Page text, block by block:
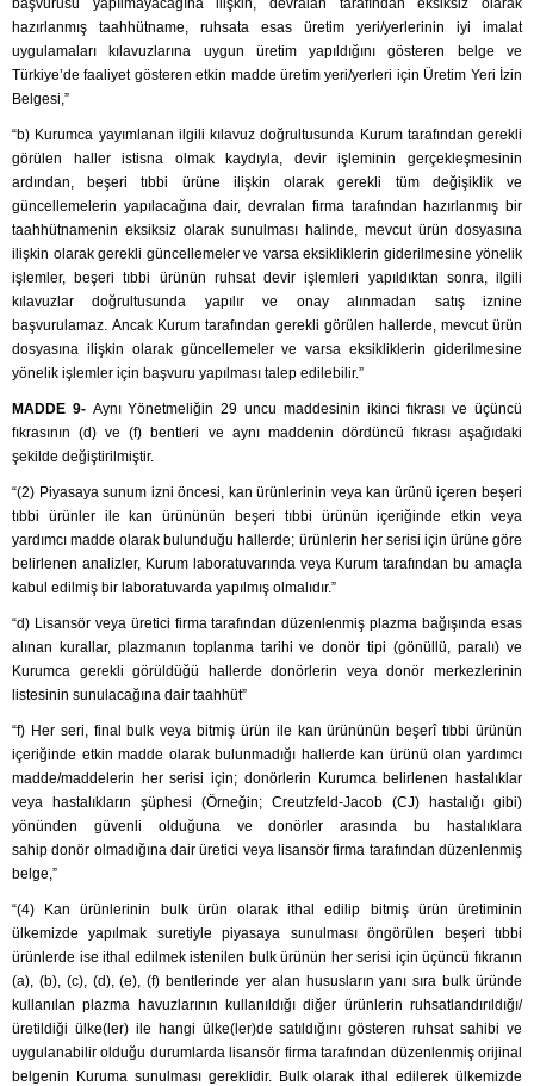
başvurusu yapılmayacağına ilişkin, devralan tarafından eksiksiz olarak
hazırlanmış taahhütname, ruhsata esas üretim yeri/yerlerinin iyi imalat
uygulamaları kılavuzlarına uygun üretim yapıldığını gösteren belge ve
Türkiye’de faaliyet gösteren etkin madde üretim yeri/yerleri için Üretim Yeri İzin
Belgesi,”
“b) Kurumca yayımlanan ilgili kılavuz doğrultusunda Kurum tarafından gerekli
görülen haller istisna olmak kaydıyla, devir işleminin gerçekleşmesinin
ardından, beşeri tıbbi ürüne ilişkin olarak gerekli tüm değişiklik ve
güncellemelerin yapılacağına dair, devralan firma tarafından hazırlanmış bir
taahhütnamenin eksiksiz olarak sunulması halinde, mevcut ürün dosyasına
ilişkin olarak gerekli güncellemeler ve varsa eksikliklerin giderilmesine yönelik
işlemler, beşeri tıbbi ürünün ruhsat devir işlemleri yapıldıktan sonra, ilgili
kılavuzlar doğrultusunda yapılır ve onay alınmadan satış iznine
başvurulamaz. Ancak Kurum tarafından gerekli görülen hallerde, mevcut ürün
dosyasına ilişkin olarak güncellemeler ve varsa eksikliklerin giderilmesine
yönelik işlemler için başvuru yapılması talep edilebilir.”
MADDE 9-Aynı Yönetmeliğin 29 uncu maddesinin ikinci fıkrası ve üçüncü
fıkrasının (d) ve (f) bentleri ve aynı maddenin dördüncü fıkrası aşağıdaki
şekilde değiştirilmiştir.
“(2) Piyasaya sunum izni öncesi, kan ürünlerinin veya kan ürünü içeren beşeri
tıbbi ürünler ile kan ürününün beşeri tıbbi ürünün içeriğinde etkin veya
yardımcı madde olarak bulunduğu hallerde; ürünlerin her serisi için ürüne göre
belirlenen analizler, Kurum laboratuvarında veya Kurum tarafından bu amaçla
kabul edilmiş bir laboratuvarda yapılmış olmalıdır.”
“d) Lisansör veya üretici firma tarafından düzenlenmiş plazma bağışında esas
alınan kurallar, plazmanın toplanma tarihi ve donör tipi (gönüllü, paralı) ve
Kurumca gerekli görüldüğü hallerde donörlerin veya donör merkezlerinin
listesinin sunulacağına dair taahhüt”
“f) Her seri, final bulk veya bitmiş ürün ile kan ürününün beşerî tıbbi ürünün
içeriğinde etkin madde olarak bulunmadığı hallerde kan ürünü olan yardımcı
madde/maddelerin her serisi için; donörlerin Kurumca belirlenen hastalıklar
veya hastalıkların şüphesi (Örneğin; Creutzfeld-Jacob (CJ) hastalığı gibi)
yönünden güvenli olduğuna ve donörler arasında bu hastalıklara
sahip donör olmadığına dair üretici veya lisansör firma tarafından düzenlenmiş
belge,”
“(4) Kan ürünlerinin bulk ürün olarak ithal edilip bitmiş ürün üretiminin
ülkemizde yapılmak suretiyle piyasaya sunulması öngörülen beşeri tıbbi
ürünlerde ise ithal edilmek istenilen bulk ürünün her serisi için üçüncü fıkranın
(a), (b), (c), (d), (e), (f) bentlerinde yer alan hususların yanı sıra bulk üründe
kullanılan plazma havuzlarının kullanıldığı diğer ürünlerin ruhsatlandırıldığı/
üretildiği ülke(ler) ile hangi ülke(ler)de satıldığını gösteren ruhsat sahibi ve
uygulanabilir olduğu durumlarda lisansör firma tarafından düzenlenmiş orijinal
belgenin Kuruma sunulması gereklidir. Bulk olarak ithal edilerek ülkemizde